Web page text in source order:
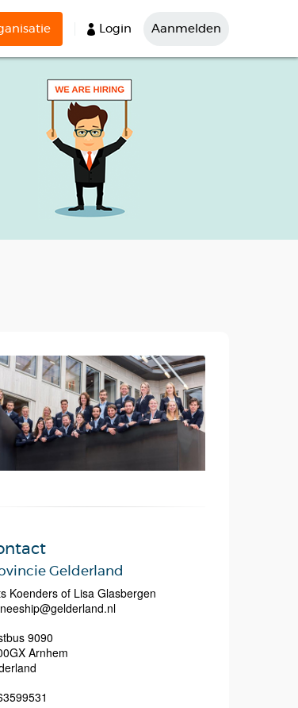
Login Aanmelden
Gelderland
Koenders of Lisa Glasbergen
9090
Arnhem